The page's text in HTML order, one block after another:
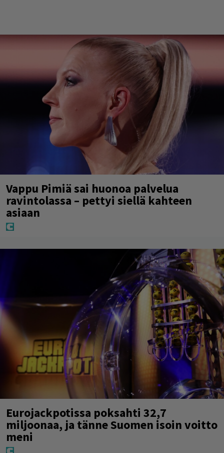
Vappu Pimiä sai huonoa palvelua
ravintolassa – pettyi siellä kahteen
asiaan
Eurojackpotissa poksahti 32,7
miljoonaa, ja tänne Suomen isoin voitto
meni